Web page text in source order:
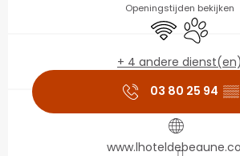
Openingstijden bekijken
Wifi Dieren
+ 4 andere dienst(en)
03 80 25 94 ▒▒